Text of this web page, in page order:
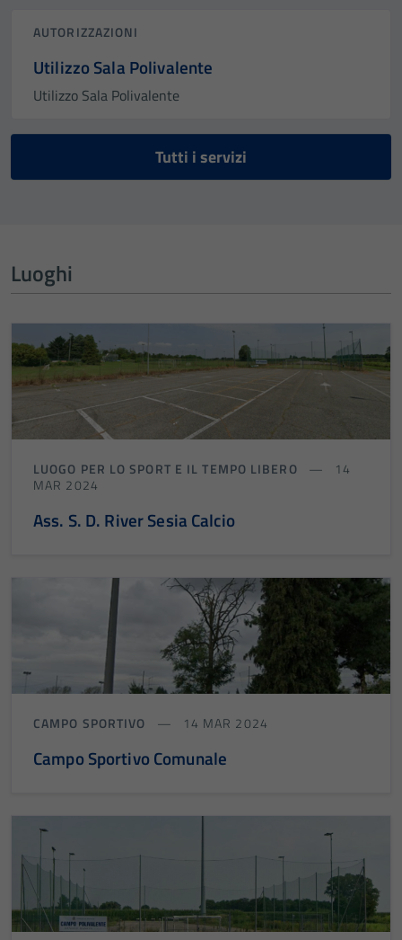
AUTORIZZAZIONI
Utilizzo Sala Polivalente
Utilizzo Sala Polivalente
Tutti i servizi
Luoghi
LUOGO PER LO SPORT E IL TEMPO LIBERO
14
MAR 2024
Ass. S. D. River Sesia Calcio
CAMPO SPORTIVO 14 MAR 2024
Campo Sportivo Comunale